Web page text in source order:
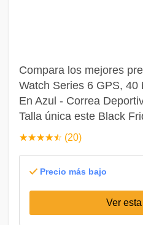
Compara los mejores
Watch Series 6 GPS, 40
En Azul - Correa
Talla única este Black
☆☆☆☆☆
★★★★★ (20)
Precio más bajo
Ver